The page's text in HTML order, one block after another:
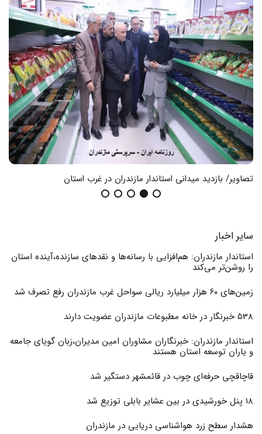
تصاویر/ بازدید میدانی استاندار مازندران در غرب استان
سایر اخبار
استاندار مازندران: هم‌افزایی با رسانه‌ها و نقدهای سازنده،آینده استان
را روشن‌تر می‌کند
زمین‌های ۶۰ هزار میلیارد ریالی سواحل غرب مازندران رفع تصرف شد
538 خبرنگار در خانه مطبوعات مازندران عضویت دارند
استاندار مازندران: خبرنگاران مشاوران امین مدیران،زبان گویای جامعه
و یاران توسعه استان هستند
قاچاقچی حرفه‌ای چوب در قائمشهر دستگیر شد
۱۸ پنل خورشیدی در بین عشایر بابلی توزیع شد
هشدار سطح زرد هواشناسی دریایی در مازندران